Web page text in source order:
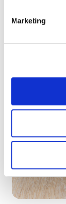
Marketing